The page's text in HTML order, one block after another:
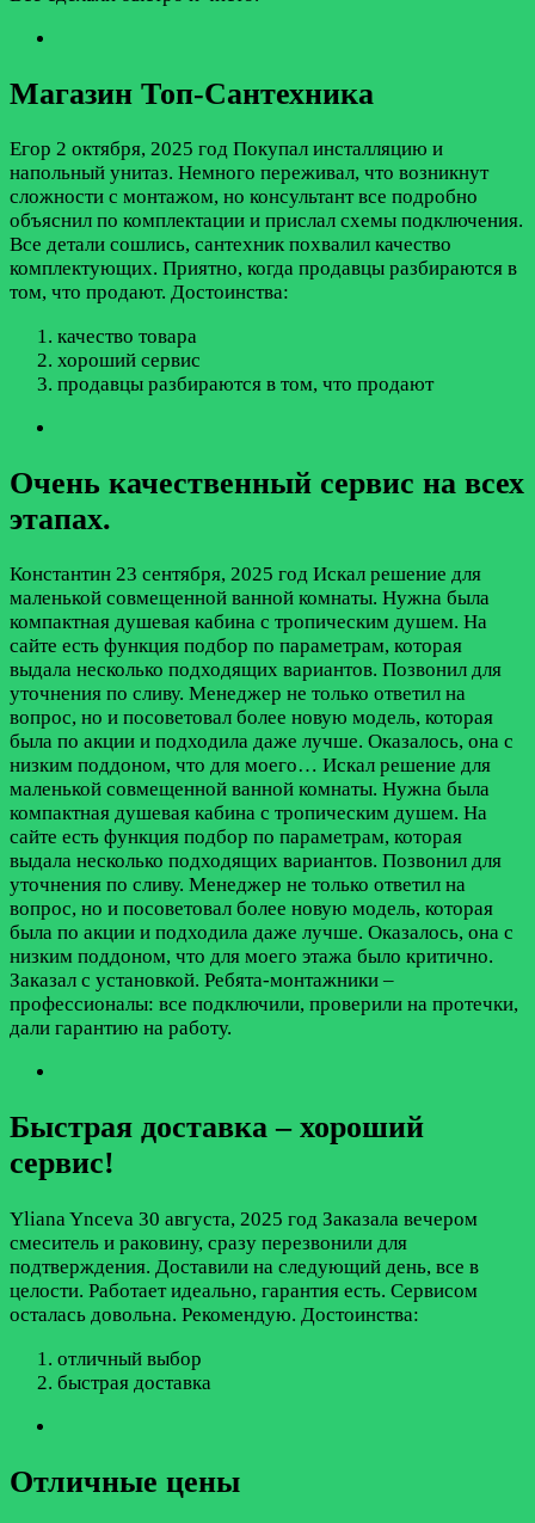
Магазин Топ-Сантехника
Егор 2 октября, 2025 год Покупал инсталляцию и
напольный унитаз. Немного переживал, что возникнут
сложности с монтажом, но консультант все подробно
объяснил по комплектации и прислал схемы подключения.
Все детали сошлись, сантехник похвалил качество
комплектующих. Приятно, когда продавцы разбираются в
том, что продают. Достоинства:
качество товара
хороший сервис
продавцы разбираются в том, что продают
Очень качественный сервис на всех
этапах.
Константин 23 сентября, 2025 год Искал решение для
маленькой совмещенной ванной комнаты. Нужна была
компактная душевая кабина с тропическим душем. На
сайте есть функция подбор по параметрам, которая
выдала несколько подходящих вариантов. Позвонил для
уточнения по сливу. Менеджер не только ответил на
вопрос, но и посоветовал более новую модель, которая
была по акции и подходила даже лучше. Оказалось, она с
низким поддоном, что для моего… Искал решение для
маленькой совмещенной ванной комнаты. Нужна была
компактная душевая кабина с тропическим душем. На
сайте есть функция подбор по параметрам, которая
выдала несколько подходящих вариантов. Позвонил для
уточнения по сливу. Менеджер не только ответил на
вопрос, но и посоветовал более новую модель, которая
была по акции и подходила даже лучше. Оказалось, она с
низким поддоном, что для моего этажа было критично.
Заказал с установкой. Ребята-монтажники –
профессионалы: все подключили, проверили на протечки,
дали гарантию на работу.
Быстрая доставка – хороший
сервис!
Yliana Ynceva 30 августа, 2025 год Заказала вечером
смеситель и раковину, сразу перезвонили для
подтверждения. Доставили на следующий день, все в
целости. Работает идеально, гарантия есть. Сервисом
осталась довольна. Рекомендую. Достоинства:
отличный выбор
быстрая доставка
Отличные цены